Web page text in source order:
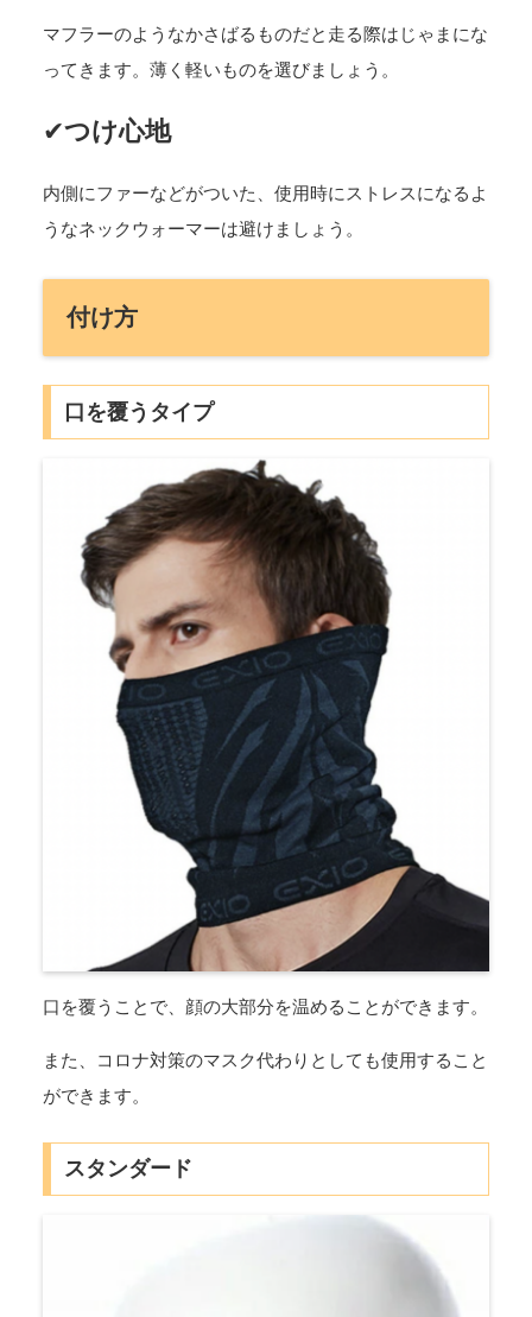
マフラーのようなかさばるものだと走る際はじゃまにな
ってきます。薄く軽いものを選びましょう。
✔つけ心地
内側にファーなどがついた、使用時にストレスになるよ
うなネックウォーマーは避けましょう。
付け方
口を覆うタイプ
口を覆うことで、顔の大部分を温めることができます。
また、コロナ対策のマスク代わりとしても使用すること
ができます。
スタンダード